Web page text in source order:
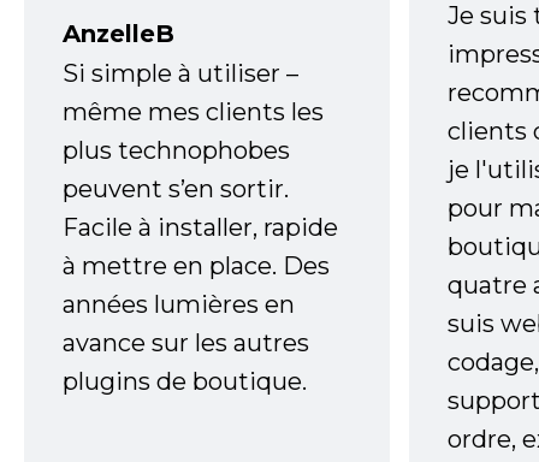
AnzelleB
Si simple à utiliser –
même mes clients les
plus technophobes
peuvent s’en sortir.
Facile à installer, rapide
à mettre en place. Des
années lumières en
avance sur les autres
plugins de boutique.
Je
clients
je
pour
quatre
suis
ordre,